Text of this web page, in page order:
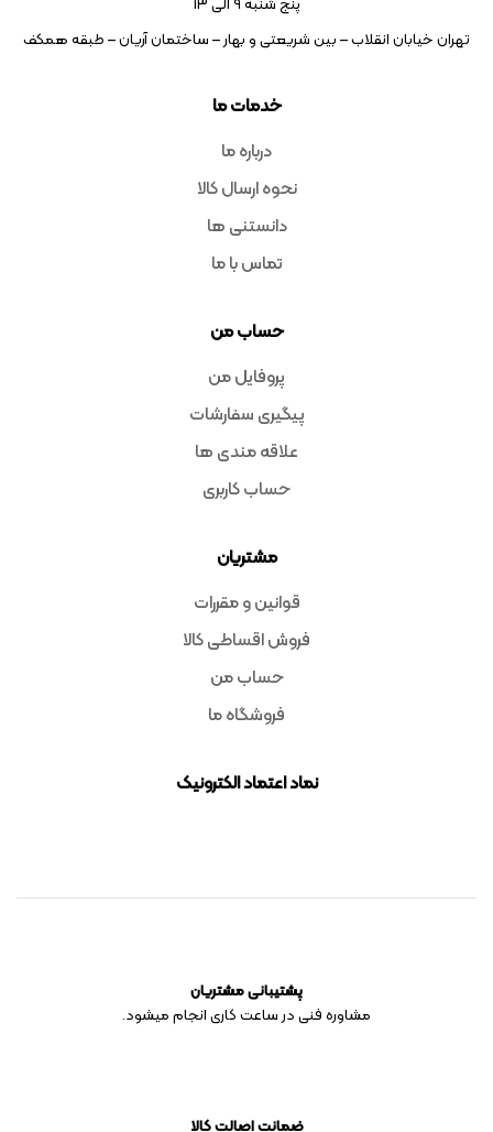
خدمات ما
درباره ما
نحوه ارسال کالا
دانستنی ها
تماس با ما
حساب من
پروفایل من
پیگیری سفارشات
علاقه مندی ها
حساب کاربری
مشتریان
قوانین و مقررات
فروش اقساطی کالا
حساب من
فروشگاه ما
نماد اعتماد الکترونیک
تهران خیابان انقلاب – بین شریعتی و بهار – ساختمان آریان – طبقه همکف
پشتیبانی مشتریان
مشاوره فنی در ساعت کاری انجام میشود.
ضمانت اصالت کالا